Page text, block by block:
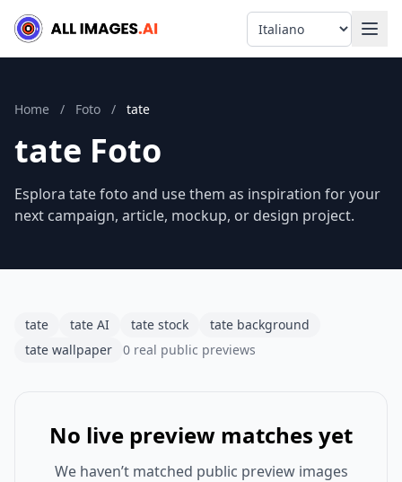
Language
Home / Foto / tate
tate Foto
Esplora tate foto and use them as inspiration for your
next campaign, article, mockup, or design project.
tate tate AI tate stock
tate background
tate wallpaper
0 real public previews
No live preview matches yet
We haven’t matched public preview images